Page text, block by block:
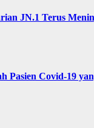
JN.1 Terus
Pasien Covid-19